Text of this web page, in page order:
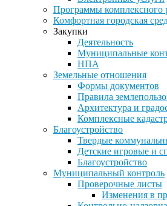
Программы комплексного
Комфортная городская
Закупки
Деятельность
Муниципальные
НПА
Земельные отношения
Формы документов
Правила
Архитектура и
Комплексные
Благоустройство
Твердые
Детские игровые и
Благоустройство
Муниципальный контроль
Проверочные листы
Изменения в